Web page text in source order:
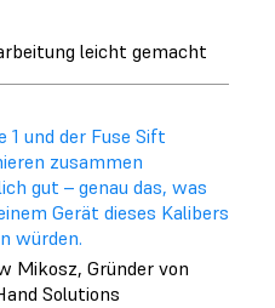
leicht gemacht
1 und der Fuse Sift
zusammen
gut – genau das, was
Gerät dieses Kalibers
würden.
Mikosz, Gründer von
Solutions